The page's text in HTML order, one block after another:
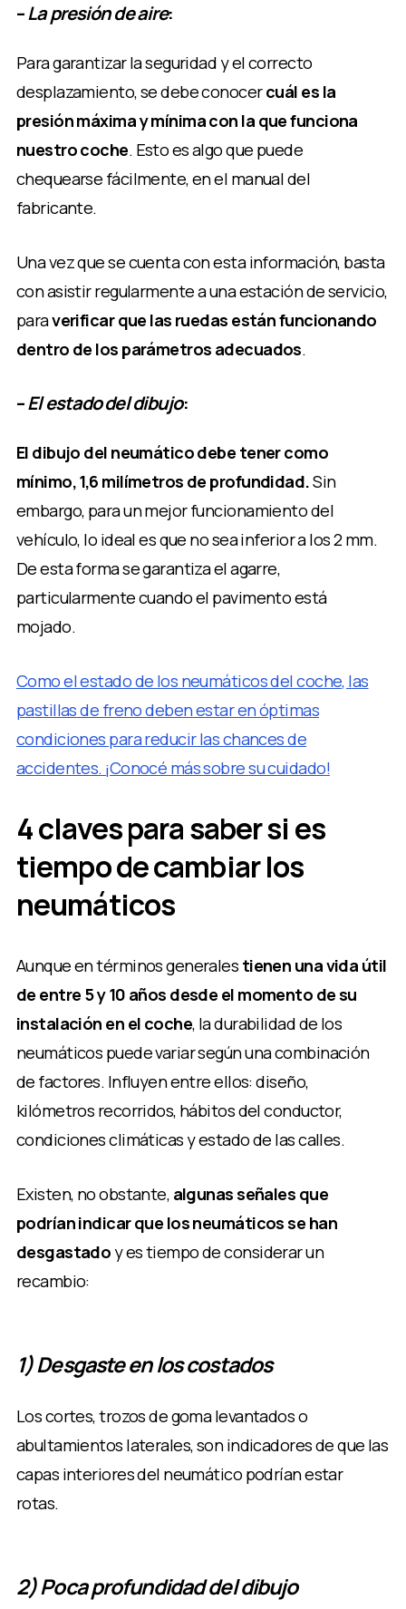
–La presión de aire:
Para garantizar la seguridad y el correcto
desplazamiento, se debe conocercuál es la
presión máxima y mínima con la que funciona
nuestro coche. Esto es algo que puede
chequearse fácilmente, en el manual del
fabricante.
Una vez que se cuenta con esta información, basta
con asistir regularmente a una estación de servicio,
paraverificar que las ruedas están funcionando
dentro de los parámetros adecuados.
–El estado del dibujo:
El dibujo del neumático debe tener como
mínimo, 1,6 milímetros de profundidad.Sin
embargo, para un mejor funcionamiento del
vehículo, lo ideal es que no sea inferior a los 2 mm.
De esta forma se garantiza el agarre,
particularmente cuando el pavimento está
mojado.
Como el estado de los neumáticos del coche, las
pastillas de freno deben estar en óptimas
condiciones para reducir las chances de
accidentes. ¡Conocé más sobre su cuidado!
4 claves para saber si es
tiempo de cambiar los
neumáticos
Aunque en términos generales tienen una vida útil
de entre 5 y 10 años desde el momento de su
instalación en el coche, la durabilidad de los
neumáticos puede variar según una combinación
de factores. Influyen entre ellos: diseño,
kilómetros recorridos, hábitos del conductor,
condiciones climáticas y estado de las calles.
Existen, no obstante, algunas señales que
podrían indicar que los neumáticos se han
desgastado y es tiempo de considerar un
recambio:
1) Desgaste en los costados
Los cortes, trozos de goma levantados o
abultamientos laterales, son indicadores de que las
capas interiores del neumático podrían estar
rotas.
2) Poca profundidad del dibujo